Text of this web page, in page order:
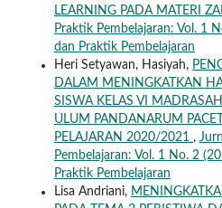
LEARNING PADA MATERI
Praktik Pembelajaran: Vol. 1
dan Praktik Pembelajaran
Heri Setyawan, Hasiyah,
DALAM MENINGKATKAN
SISWA KELAS VI
ULUM PANDANARUM
PELAJARAN 2020/2021 ,
Pembelajaran: Vol. 1 No. 2
Praktik Pembelajaran
Lisa Andriani,